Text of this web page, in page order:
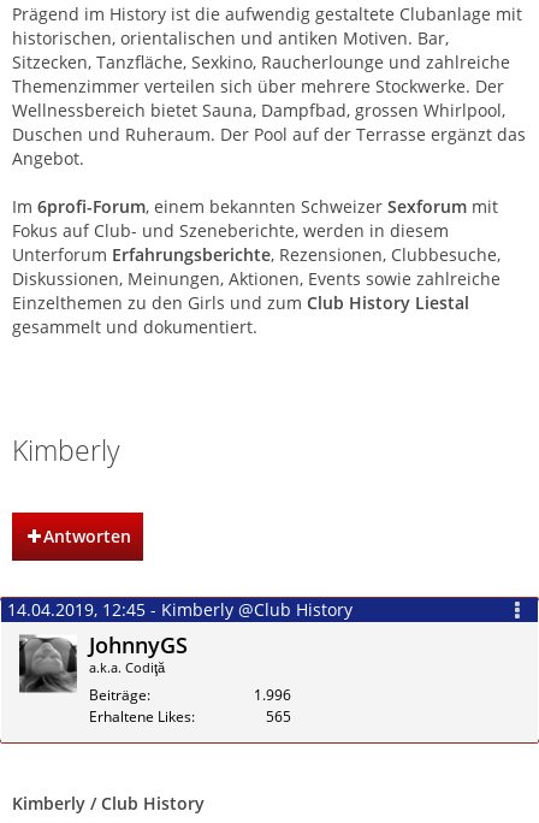
Prägend im History ist die aufwendig gestaltete Clubanlage mit
historischen, orientalischen und antiken Motiven. Bar,
Sitzecken, Tanzfläche, Sexkino, Raucherlounge und zahlreiche
Themenzimmer verteilen sich über mehrere Stockwerke. Der
Wellnessbereich bietet Sauna, Dampfbad, grossen Whirlpool,
Duschen und Ruheraum. Der Pool auf der Terrasse ergänzt das
Angebot.
Im 6profi-Forum, einem bekannten Schweizer Sexforum mit
Fokus auf Club- und Szeneberichte, werden in diesem
Unterforum Erfahrungsberichte, Rezensionen, Clubbesuche,
Diskussionen, Meinungen, Aktionen, Events sowie zahlreiche
Einzelthemen zu den Girls und zum Club History Liestal
gesammelt und dokumentiert.
Kimberly
Antworten
14.04.2019, 12:45 - Kimberly @Club History
JohnnyGS
a.k.a. Codiţă
Beiträge
1.996
Erhaltene Likes
565
Kimberly / Club History